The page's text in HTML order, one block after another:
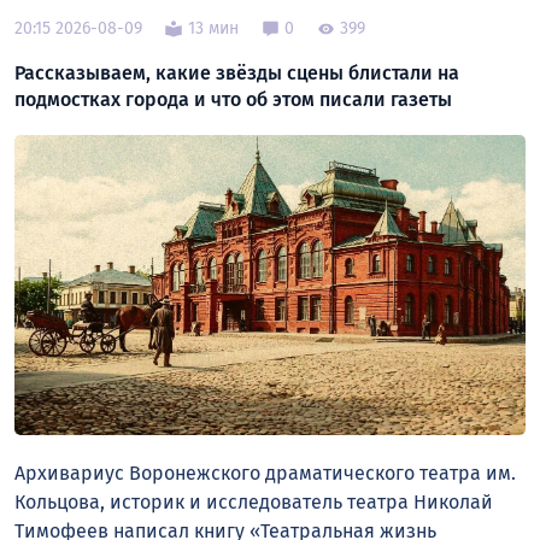
20:15 2026-08-09 13 мин 0 399
Рассказываем, какие звёзды сцены блистали на
подмостках города и что об этом писали газеты
Архивариус Воронежского драматического театра им.
Кольцова, историк и исследователь театра Николай
Тимофеев написал книгу «Театральная жизнь